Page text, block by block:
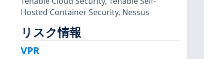
Hosted Container Security, Nessus
リスク情報
VPR